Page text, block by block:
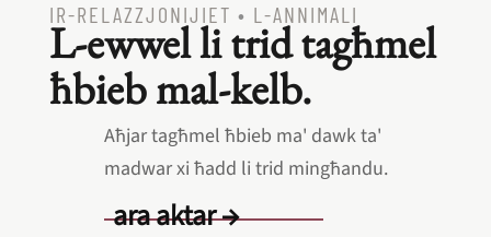
IR‑RELAZZJONIJIET • L‑ANNIMALI
L‑ewwel li trid tagħmel
ħbieb mal‑kelb.
Aħjar tagħmel ħbieb ma' dawk ta'
madwar xi ħadd li trid mingħandu.
ara aktar →